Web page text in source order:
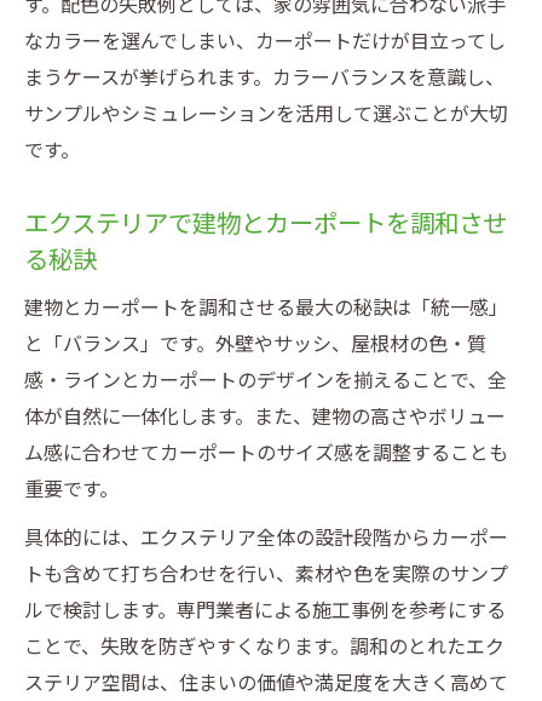
す。配色の失敗例としては、家の雰囲気に合わない派手
なカラーを選んでしまい、カーポートだけが目立ってし
まうケースが挙げられます。カラーバランスを意識し、
サンプルやシミュレーションを活用して選ぶことが大切
です。
エクステリアで建物とカーポートを調和させ
る秘訣
建物とカーポートを調和させる最大の秘訣は「統一感」
と「バランス」です。外壁やサッシ、屋根材の色・質
感・ラインとカーポートのデザインを揃えることで、全
体が自然に一体化します。また、建物の高さやボリュー
ム感に合わせてカーポートのサイズ感を調整することも
重要です。
具体的には、エクステリア全体の設計段階からカーポー
トも含めて打ち合わせを行い、素材や色を実際のサンプ
ルで検討します。専門業者による施工事例を参考にする
ことで、失敗を防ぎやすくなります。調和のとれたエク
ステリア空間は、住まいの価値や満足度を大きく高めて